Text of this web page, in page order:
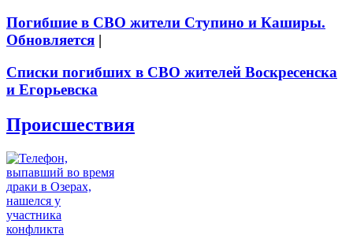
Погибшие в СВО жители Ступино и Каширы.
Обновляется |
Списки погибших в СВО жителей Воскресенска
и Егорьевска
Происшествия